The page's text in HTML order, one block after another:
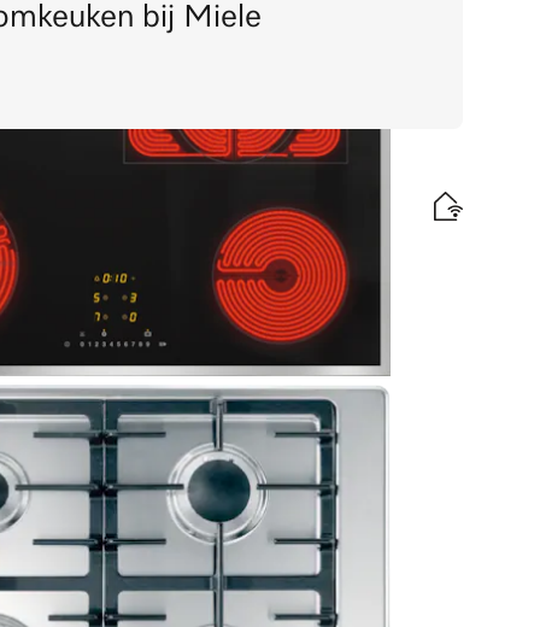
de kortste aankooktijden.
levering
bij Miele